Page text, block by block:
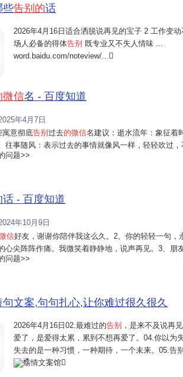
些告别的话
2026年4月16日 适合洒脱说再见的宝子 2 工作变
场人必备的得体告别 既专业又不失人情味 ...
word.baidu.com/noteview/...
微信名 - 百度知道
年4月7日
寓意彻底告别 过去的微信名建议：逝水流年：象征着
往事随风：表示过去的事情就像风一样，轻轻吹过
和决绝的方式告别过去，迎接新的开始。万般皆成空
的心境。余温已...
问题>>
话 - 百度知道
年10月9日
信好友，谢谢你陪伴我这么久。2、你的轻轻一句，
心尖阵阵作痛。我微笑着静静地，说声再见。3、朋
匆，唯有支情永存心中。4、海内存知己，天涯若比
有缘再聚。6、...
问题>>
句文案,句句扎心,让你难过很久很久
2026年4月16日 02.最难过的告别 ，是来不及说再
爱了，是爱得太累，累到不想再爱了。04.你以为
失去的是一种习惯，一种期待，一个未来。05.告
在后来的无数个瞬间里，慢慢接受的。06.最残忍
殇情文案馆